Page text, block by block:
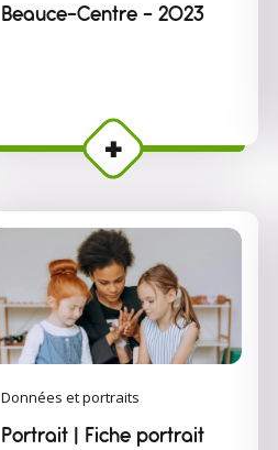
Beauce-Centre - 2023
Données et portraits
Portrait | Fiche portrait